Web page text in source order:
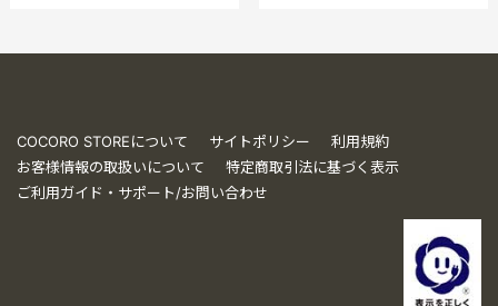
COCORO STOREについて サイトポリシー
利用規約
お客様情報の取扱いについて
特定商取引法に基づく表示
ご利用ガイド・サポート/お問い合わせ